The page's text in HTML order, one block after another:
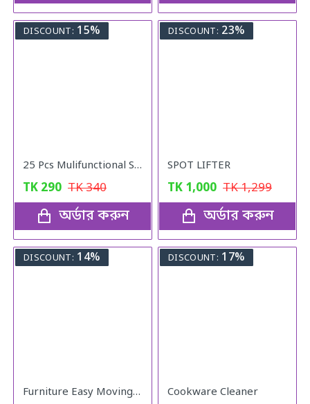
DISCOUNT: 15%
25 Pcs Mulifunctional Sunshade "Net Fixing Clip"
TK 290 TK340
অর্ডার করুন
DISCOUNT: 23%
SPOT LIFTER
TK 1,000 TK1,299
অর্ডার করুন
DISCOUNT: 14%
Furniture Easy Moving Tool Set, Heavy Furniture Moving & Lifting System
DISCOUNT: 17%
Cookware Cleaner